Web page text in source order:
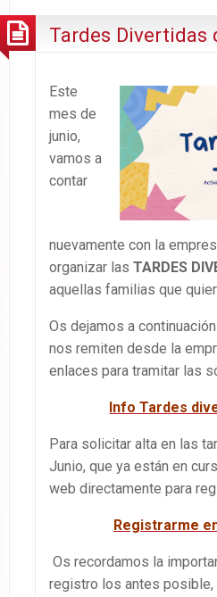
Tardes Divertidas
Este
mes de
junio,
vamos a
contar
nuevamente con la
organizar las TARDES
aquellas familias que
Os dejamos a
nos remiten desde la
enlaces para tramitar las
Info Tardes
Para solicitar alta en las
Junio, que ya están en
web directamente para
Registrarme
Os recordamos la
registro los antes